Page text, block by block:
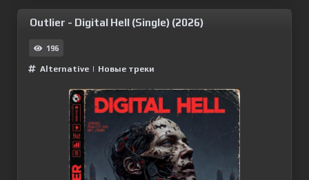
Outlier - Digital Hell (Single) (2026)
196
Alternative | Новые треки